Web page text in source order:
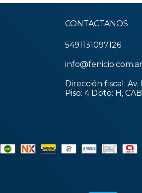
CONTACTANOS
5491131097126
info@fenicio.com.ar
Dirección fiscal:
Piso: 4 Dpto: H,